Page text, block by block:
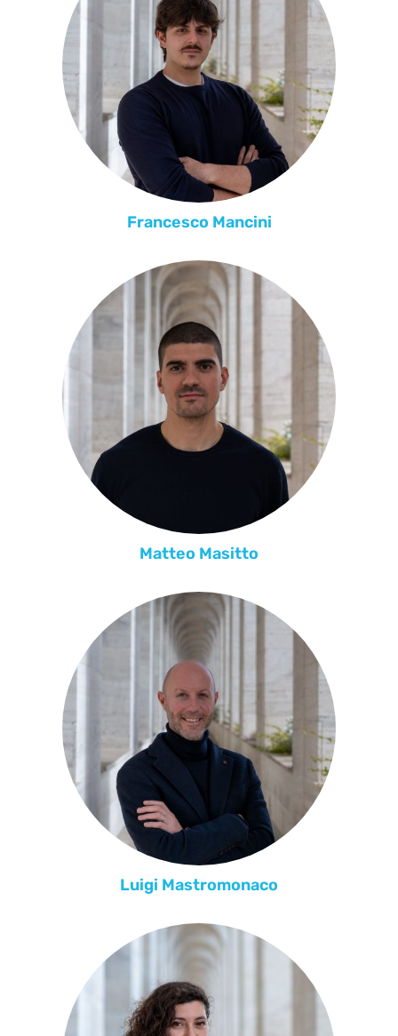
Francesco Mancini
Matteo Masitto
Luigi Mastromonaco